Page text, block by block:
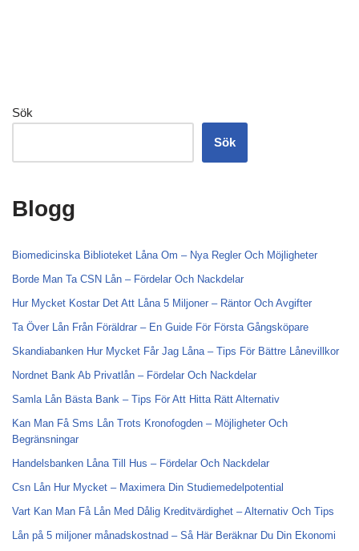
Sök
Sök
Blogg
Biomedicinska Biblioteket Låna Om – Nya Regler Och Möjligheter
Borde Man Ta CSN Lån – Fördelar Och Nackdelar
Hur Mycket Kostar Det Att Låna 5 Miljoner – Räntor Och Avgifter
Ta Över Lån Från Föräldrar – En Guide För Första Gångsköpare
Skandiabanken Hur Mycket Får Jag Låna – Tips För Bättre Lånevillkor
Nordnet Bank Ab Privatlån – Fördelar Och Nackdelar
Samla Lån Bästa Bank – Tips För Att Hitta Rätt Alternativ
Kan Man Få Sms Lån Trots Kronofogden – Möjligheter Och
Begränsningar
Handelsbanken Låna Till Hus – Fördelar Och Nackdelar
Csn Lån Hur Mycket – Maximera Din Studiemedelpotential
Vart Kan Man Få Lån Med Dålig Kreditvärdighet – Alternativ Och Tips
Lån på 5 miljoner månadskostnad – Så Här Beräknar Du Din Ekonomi